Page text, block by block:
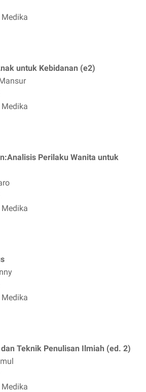
untuk Kebidanan (e2)
Perilaku Wanita untuk
Teknik Penulisan Ilmiah (ed. 2)